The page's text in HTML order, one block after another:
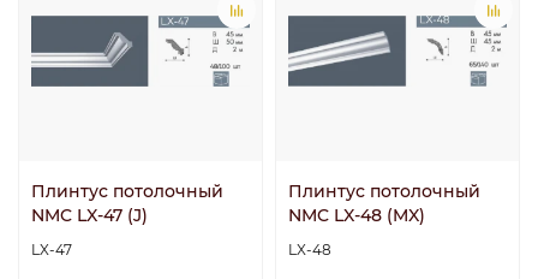
Плинтус потолочный
NMC LX-47 (J)
LX-47
Плинтус потолочный
NMC LX-48 (MX)
LX-48